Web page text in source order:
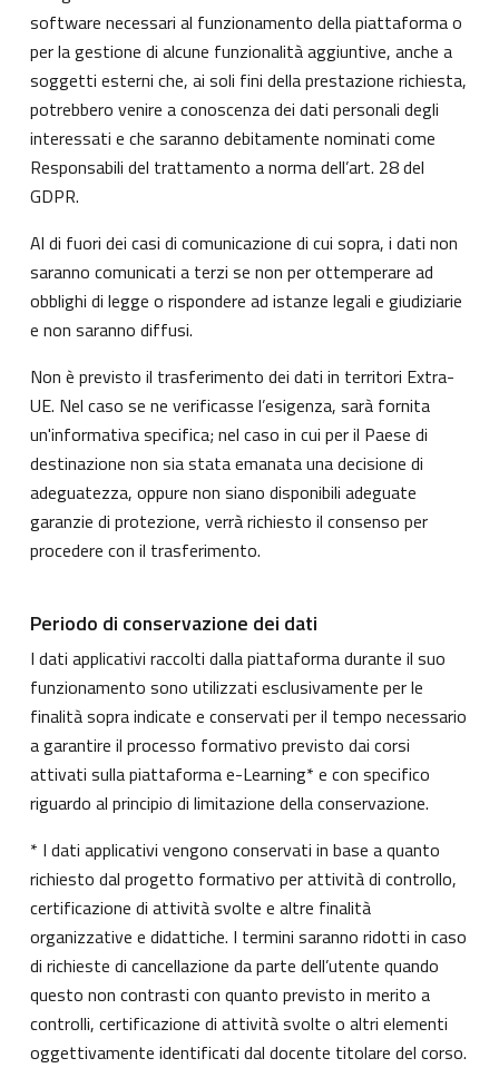
software necessari al funzionamento della piattaforma o
per la gestione di alcune funzionalità aggiuntive, anche a
soggetti esterni che, ai soli fini della prestazione richiesta,
potrebbero venire a conoscenza dei dati personali degli
interessati e che saranno debitamente nominati come
Responsabili del trattamento a norma dell’art. 28 del
GDPR.
Al di fuori dei casi di comunicazione di cui sopra, i dati non
saranno comunicati a terzi se non per ottemperare ad
obblighi di legge o rispondere ad istanze legali e giudiziarie
e non saranno diffusi.
Non è previsto il trasferimento dei dati in territori Extra-
UE. Nel caso se ne verificasse l’esigenza, sarà fornita
un'informativa specifica; nel caso in cui per il Paese di
destinazione non sia stata emanata una decisione di
adeguatezza, oppure non siano disponibili adeguate
garanzie di protezione, verrà richiesto il consenso per
procedere con il trasferimento.
Periodo di conservazione dei dati
I dati applicativi raccolti dalla piattaforma durante il suo
funzionamento sono utilizzati esclusivamente per le
finalità sopra indicate e conservati per il tempo necessario
a garantire il processo formativo previsto dai corsi
attivati sulla piattaforma e-Learning* e con specifico
riguardo al principio di limitazione della conservazione.
* I dati applicativi vengono conservati in base a quanto
richiesto dal progetto formativo per attività di controllo,
certificazione di attività svolte e altre finalità
organizzative e didattiche. I termini saranno ridotti in caso
di richieste di cancellazione da parte dell’utente quando
questo non contrasti con quanto previsto in merito a
controlli, certificazione di attività svolte o altri elementi
oggettivamente identificati dal docente titolare del corso.